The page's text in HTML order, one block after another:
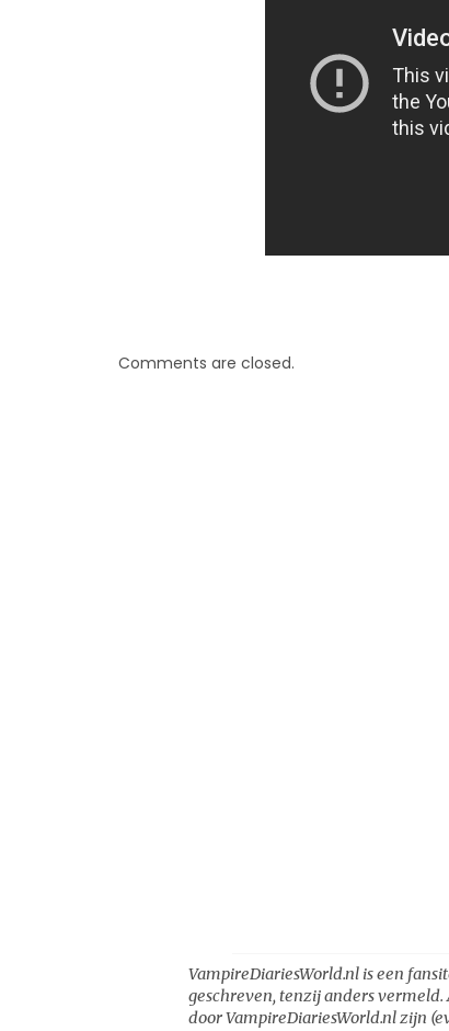
Comments are closed.
VampireDiariesWorld.nl is een
geschreven, tenzij anders
door VampireDiariesWorld.nl zijn